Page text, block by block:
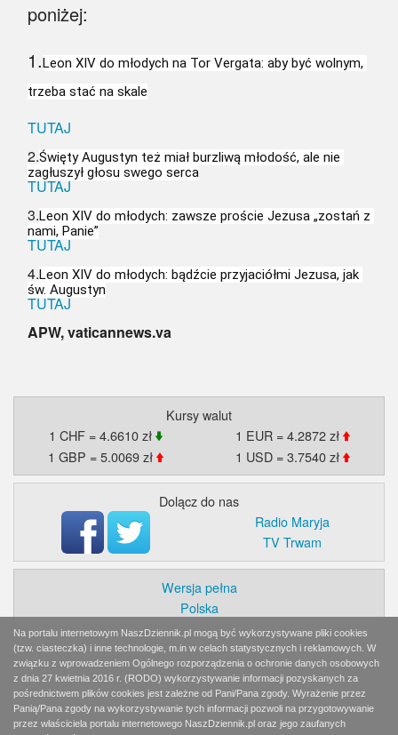
poniżej:
1.Leon XIV do młodych na Tor Vergata: aby być wolnym,
trzeba stać na skale
TUTAJ
2.Święty Augustyn też miał burzliwą młodość, ale nie
zagłuszył głosu swego serca
TUTAJ
3.Leon XIV do młodych: zawsze proście Jezusa „zostań z
nami, Panie”
TUTAJ
4.Leon XIV do młodych: bądźcie przyjaciółmi Jezusa, jak
św. Augustyn
TUTAJ
APW, vaticannews.va
Kursy walut
1 CHF = 4.6610 zł
1 EUR = 4.2872 zł
1 GBP = 5.0069 zł
1 USD = 3.7540 zł
Dolącz do nas
Radio Maryja
TV Trwam
Wersja pełna
Polska
Świat
Ekonomia
Myśl
Wiara
Sport
BlogiAiD
Na portalu internetowym NaszDziennik.pl mogą być wykorzystywane pliki cookies
(tzw. ciasteczka) i inne technologie, m.in w celach statystycznych i reklamowych. W
związku z wprowadzeniem Ogólnego rozporządzenia o ochronie danych osobowych
z dnia 27 kwietnia 2016 r. (RODO) wykorzystywanie informacji pozyskanych za
pośrednictwem plików cookies jest zależne od Pani/Pana zgody. Wyrażenie przez
Panią/Pana zgody na wykorzystywanie tych informacji pozwoli na przygotowywanie
przez właściciela portalu internetowego NaszDziennik.pl oraz jego zaufanych